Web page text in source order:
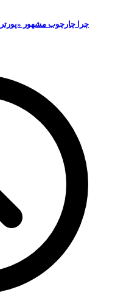
چرا چارچوب مشهور